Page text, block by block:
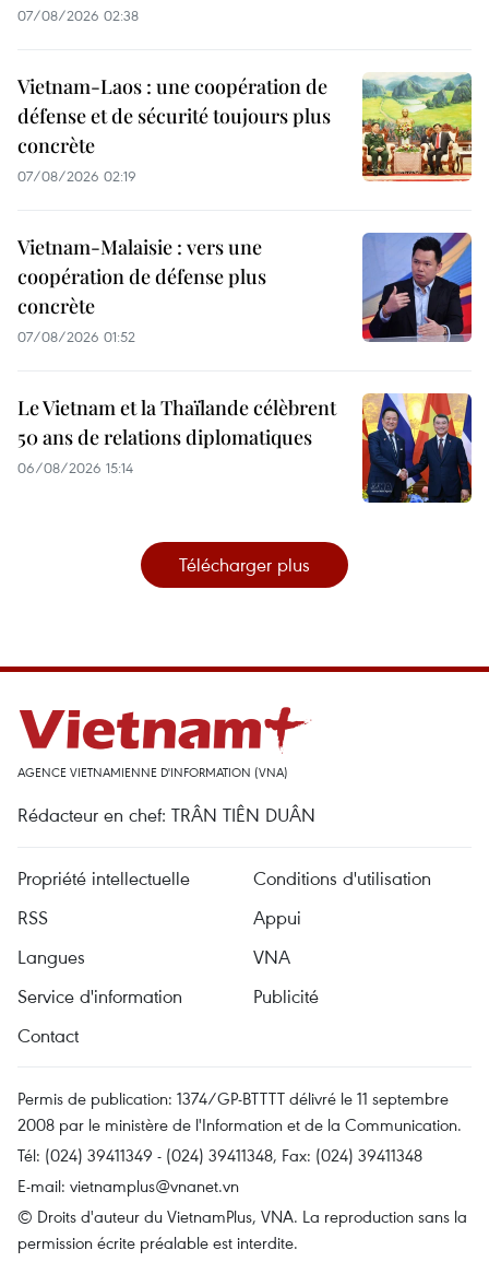
07/08/2026 02:38
Vietnam-Laos : une coopération de
défense et de sécurité toujours plus
concrète
07/08/2026 02:19
Vietnam-Malaisie : vers une
coopération de défense plus
concrète
07/08/2026 01:52
Le Vietnam et la Thaïlande célèbrent
50 ans de relations diplomatiques
06/08/2026 15:14
Télécharger plus
AGENCE VIETNAMIENNE D'INFORMATION (VNA)
Rédacteur en chef: TRÂN TIÊN DUÂN
Propriété intellectuelle
Conditions d'utilisation
RSS
Appui
Langues
VNA
Service d'information
Publicité
Contact
Permis de publication: 1374/GP-BTTTT délivré le 11 septembre
2008 par le ministère de l'Information et de la Communication.
Tél: (024) 39411349 - (024) 39411348, Fax: (024) 39411348
E-mail: vietnamplus@vnanet.vn
© Droits d'auteur du VietnamPlus, VNA. La reproduction sans la
permission écrite préalable est interdite.